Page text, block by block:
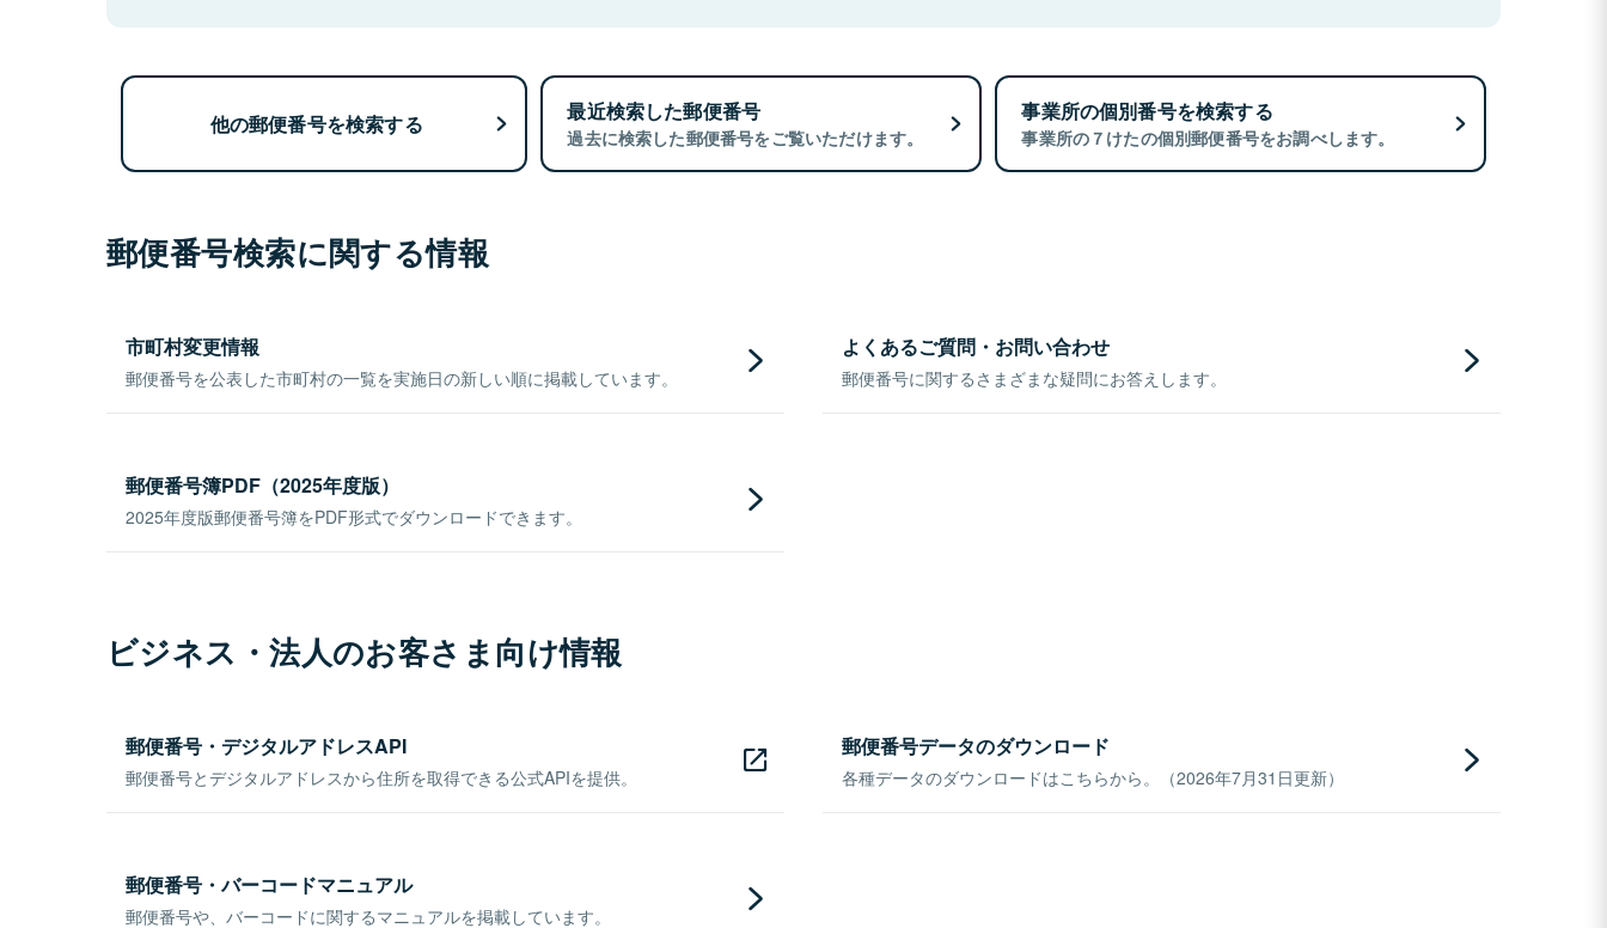
他の郵便番号を検索する 最近検索した郵便番号
過去に検索した郵便番号をご覧いただけます。
事業所の個別番号を検索する
事業所の７けたの個別郵便番号をお調べします。
郵便番号検索に関する情報
市町村変更情報
郵便番号を公表した市町村の一覧を実施日の新しい順に掲載しています。
よくあるご質問・お問い合わせ
郵便番号に関するさまざまな疑問にお答えします。
郵便番号簿PDF（2025年度版）
2025年度版郵便番号簿をPDF形式でダウンロードできます。
ビジネス・法人のお客さま向け情報
郵便番号・デジタルアドレスAPI
郵便番号とデジタルアドレスから住所を取得できる公式APIを提供。
郵便番号データのダウンロード
各種データのダウンロードはこちらから。（2026年7月31日更新）
郵便番号・バーコードマニュアル
郵便番号や、バーコードに関するマニュアルを掲載しています。